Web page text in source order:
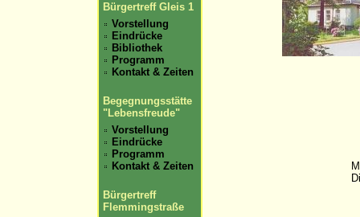
Bürgertreff Gleis 1
Vorstellung
Eindrücke
Bibliothek
Programm
Kontakt & Zeiten
Begegnungsstätte
"Lebensfreude"
Vorstellung
Eindrücke
Programm
Kontakt & Zeiten
Bürgertreff
Flemmingstraße